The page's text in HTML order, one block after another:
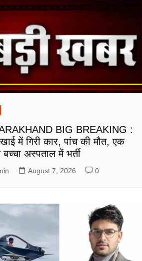
BIG BREAKING :
में गिरी कार, पांच की मौत, एक
अस्पताल में भर्ती
August 7, 2026 0